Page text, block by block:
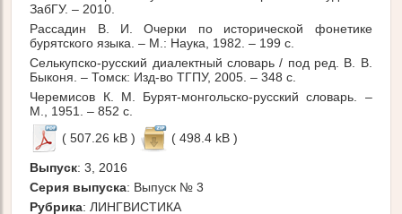
ЗабГУ. – 2010.
Рассадин В. И. Очерки по исторической фонетике
бурятского языка. – М.: Наука, 1982. – 199 с.
Селькупско-русский диалектный словарь / под ред. В. В.
Быконя. – Томск: Изд-во ТГПУ, 2005. – 348 с.
Черемисов К. М. Бурят-монгольско-русский словарь. –
M., 1951. – 852 с.
( 507.26 kB )
( 498.4 kB )
Выпуск: 3, 2016
Серия выпуска: Выпуск № 3
Рубрика: ЛИНГВИСТИКА